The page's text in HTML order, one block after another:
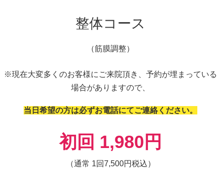
整体コース
（筋膜調整）
※現在大変多くのお客様にご来院頂き、 予約が埋まっている
場合がありますので、
当日希望の方は必ずお電話にてご連絡ください。
初回 1,980円
（通常 1回7,500円税込）